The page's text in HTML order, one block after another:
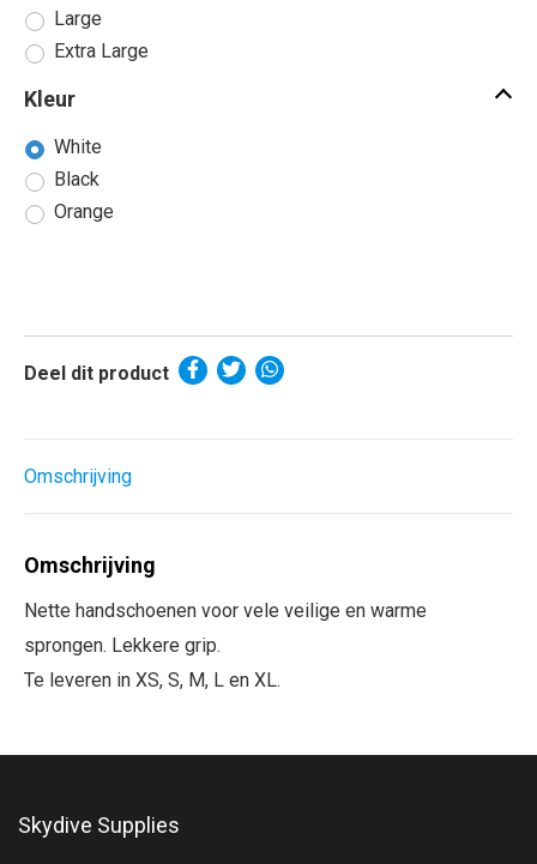
Large
Extra Large
Kleur
White
Black
Orange
Deel dit product
Omschrijving
Omschrijving
Nette handschoenen voor vele veilige en warme
sprongen. Lekkere grip.
Te leveren in XS, S, M, L en XL.
Skydive Supplies